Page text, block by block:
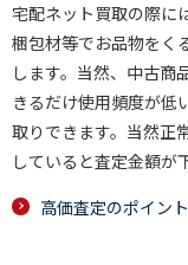
宅配ネット買取の際に
梱包材等でお品物をく
します。当然、中古商
きるだけ使用頻度が低
取りできます。当然正
していると査定金額が
高価査定のポイント